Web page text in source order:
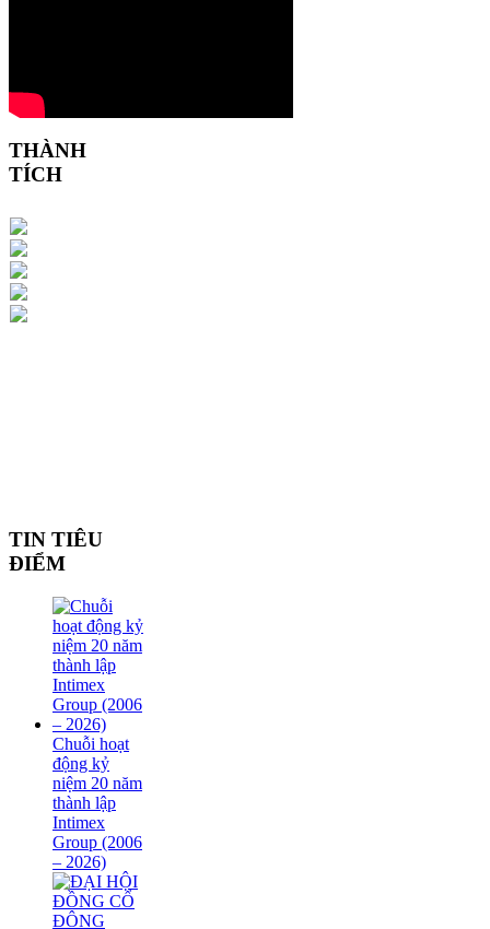
THÀNH
TÍCH
TIN TIÊU
ĐIỂM
Chuỗi hoạt
động kỷ
niệm 20 năm
thành lập
Intimex
Group (2006
– 2026)